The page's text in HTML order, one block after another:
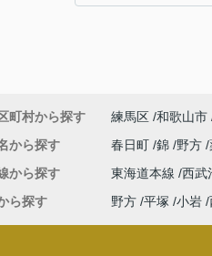
町村から探す 練馬区 和歌山市
から探す
春日町 錦 野方
から探す
東海道本線 西武
ら探す
野方 平塚 小岩